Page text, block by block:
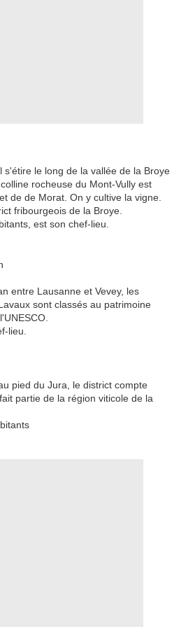
s'étire le long de la vallée de la Broye
rocheuse du Mont-Vully est
de de Morat. On y cultive la vigne.
fribourgeois de la Broye.
est son chef-lieu.
entre Lausanne et Vevey, les
sont classés au patrimoine
lieu.
pied du Jura, le district compte
partie de la région viticole de la